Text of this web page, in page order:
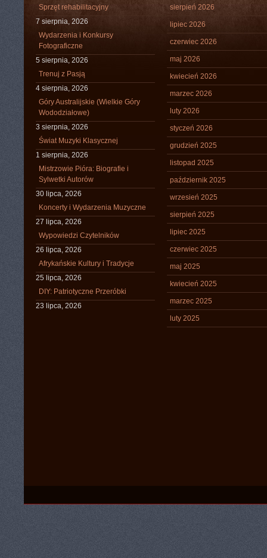
Sprzęt rehabilitacyjny
7 sierpnia, 2026
Wydarzenia i Konkursy
Fotograficzne
5 sierpnia, 2026
Trenuj z Pasją
4 sierpnia, 2026
Góry Australijskie (Wielkie Góry
Wododziałowe)
3 sierpnia, 2026
Świat Muzyki Klasycznej
1 sierpnia, 2026
Mistrzowie Pióra: Biografie i
Sylwetki Autorów
30 lipca, 2026
Koncerty i Wydarzenia Muzyczne
27 lipca, 2026
Wypowiedzi Czytelników
26 lipca, 2026
Afrykańskie Kultury i Tradycje
25 lipca, 2026
DIY: Patriotyczne Przeróbki
23 lipca, 2026
sierpień 2026
lipiec 2026
czerwiec 2026
maj 2026
kwiecień 2026
marzec 2026
luty 2026
styczeń 2026
grudzień 2025
listopad 2025
październik 2025
wrzesień 2025
sierpień 2025
lipiec 2025
czerwiec 2025
maj 2025
kwiecień 2025
marzec 2025
luty 2025